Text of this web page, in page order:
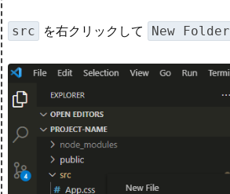
src を右クリックして New Folder